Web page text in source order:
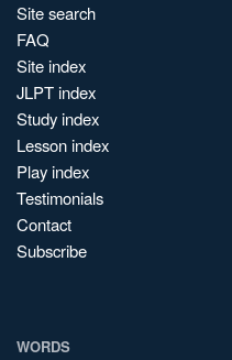
Site search
FAQ
Site index
JLPT index
Study index
Lesson index
Play index
Testimonials
Contact
Subscribe
WORDS